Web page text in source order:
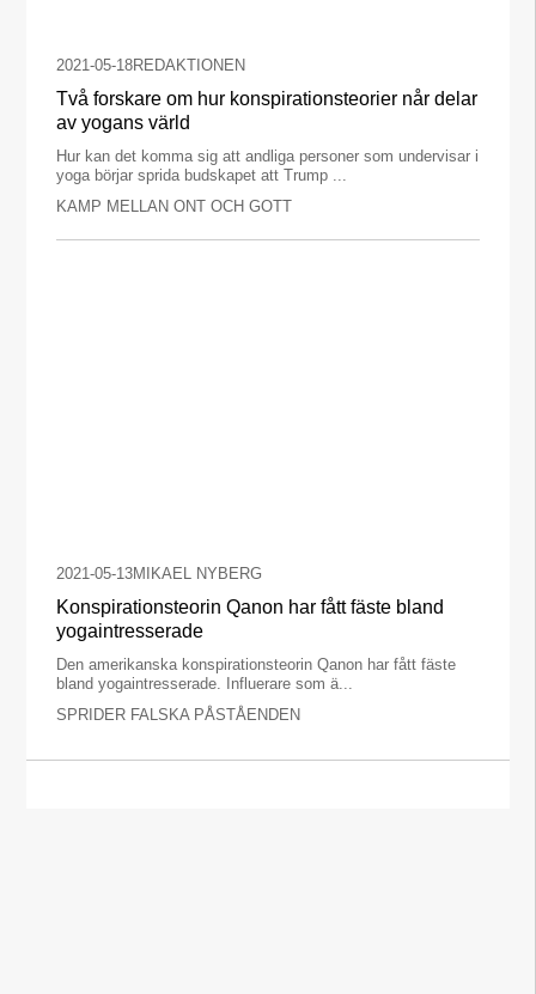
2021-05-18REDAKTIONEN
Två forskare om hur konspirationsteorier når delar
av yogans värld
Hur kan det komma sig att andliga personer som undervisar i
yoga börjar sprida budskapet att Trump ...
KAMP MELLAN ONT OCH GOTT
2021-05-13MIKAEL NYBERG
Konspirationsteorin Qanon har fått fäste bland
yogaintresserade
Den amerikanska konspirationsteorin Qanon har fått fäste
bland yogaintresserade. Influerare som ä...
SPRIDER FALSKA PÅSTÅENDEN